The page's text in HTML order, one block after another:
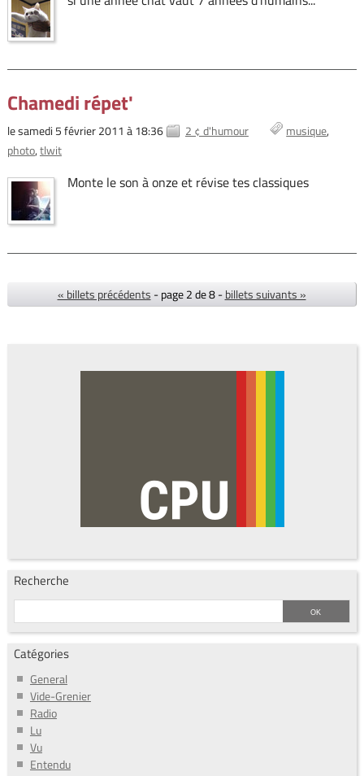
Chamedi répet'
le samedi 5 février 2011 à 18:36 2 ¢ d'humour
musique
photo tlwit
Monte le son à onze et révise tes classiques
« billets précédents - page 2 de 8 -billets suivants »
Recherche
Catégories
General
Vide-Grenier
Radio
Lu
Vu
Entendu